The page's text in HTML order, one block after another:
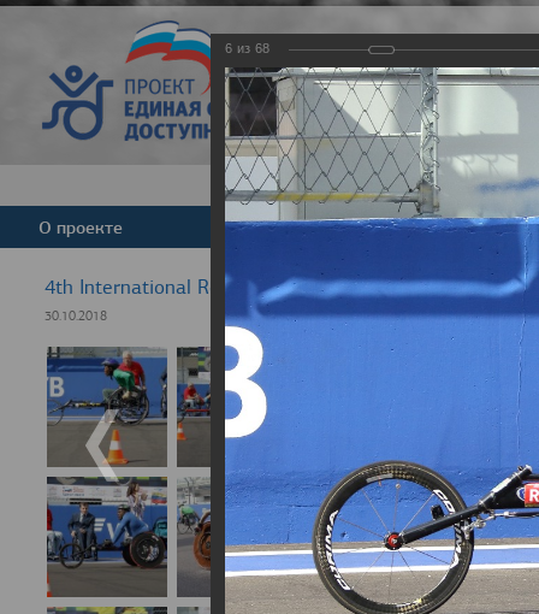
Версия для
О проекте Команда Новости
4th International Rezept-Sport Wheelchair Half
30.10.2018
6 из 68